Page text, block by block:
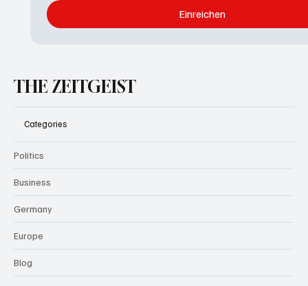
Einreichen
THE ZEITGEIST
Categories
Politics
Business
Germany
Europe
Blog